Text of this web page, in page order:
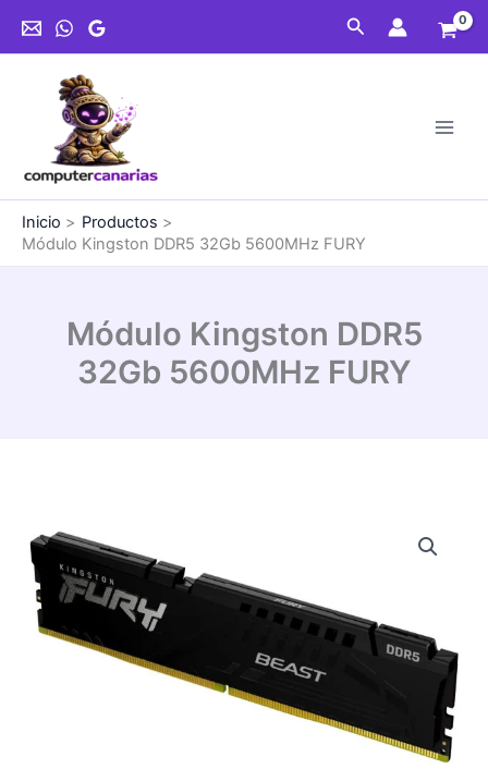
Buscar
Inicio
Productos
Módulo Kingston DDR5 32Gb 5600MHz FURY
Módulo Kingston DDR5
32Gb 5600MHz FURY